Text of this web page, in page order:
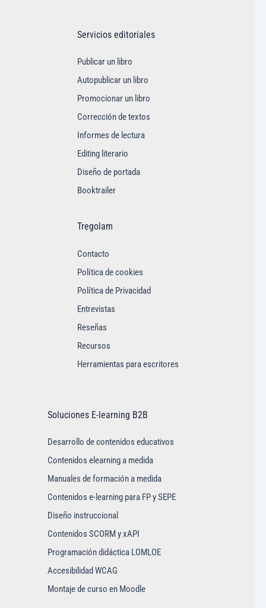
Servicios editoriales
Publicar un libro
Autopublicar un libro
Promocionar un libro
Corrección de textos
Informes de lectura
Editing literario
Diseño de portada
Booktrailer
Tregolam
Contacto
Política de cookies
Política de Privacidad
Entrevistas
Reseñas
Recursos
Herramientas para escritores
Soluciones E-learning B2B
Desarrollo de contenidos educativos
Contenidos elearning a medida
Manuales de formación a medida
Contenidos e-learning para FP y SEPE
Diseño instruccional
Contenidos SCORM y xAPI
Programación didáctica LOMLOE
Accesibilidad WCAG
Montaje de curso en Moodle